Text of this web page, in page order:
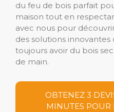
du feu de bois parfait
maison tout en
avec nous pour
des solutions
toujours avoir du bois
de main.
OBTENEZ 3
MINUTES POUR